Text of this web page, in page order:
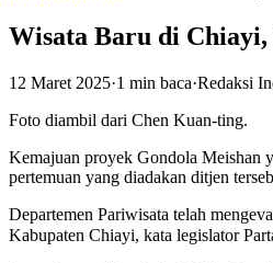
Wisata Baru di
12 Maret 2025·1 min baca·Redaksi
Foto diambil dari Chen Kuan-ting.
Kemajuan proyek Gondola Meishan
pertemuan yang diadakan ditjen
Departemen Pariwisata telah
Kabupaten Chiayi, kata legislator